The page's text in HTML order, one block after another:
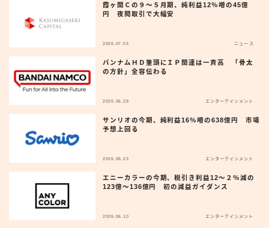
霞ヶ関Ｃの９〜５月期、純利益12％増の45億
円 夜間取引で大幅安
2026.07.03 ニュース
バンナムＨＤ筆頭にＩＰ関連は一斉高 「骨太
の方針」全容伝わる
2026.06.29 エンターテインメント
サンリオの今期、純利益16％増の638億円 市場
予想上回る
2026.06.23 エンターテインメント
エニーカラーの今期、税引き利益12〜２％減の
123億〜136億円 初の減益ガイダンス
2026.06.10 エンターテインメント